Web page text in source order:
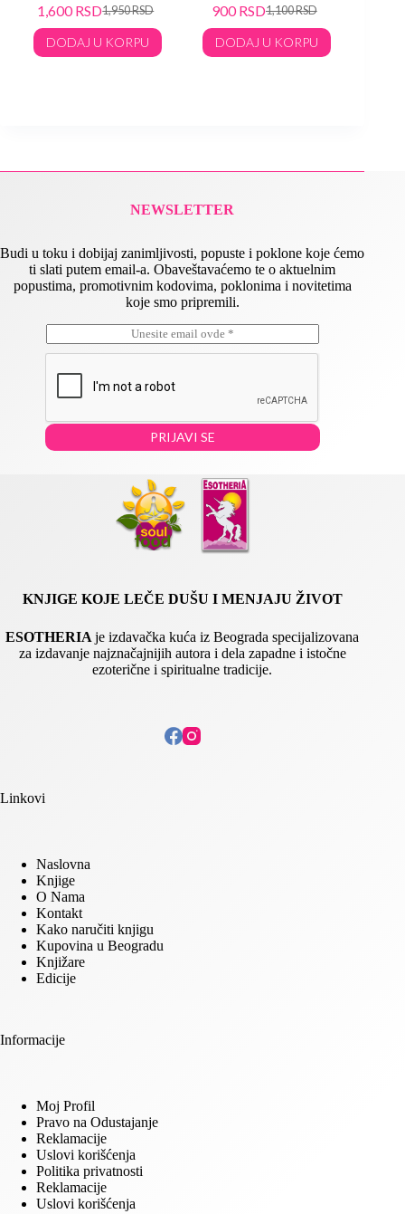
1,950RSD
1,600RSD
DODAJ U KORPU
1,100RSD
900RSD
DODAJ U KORPU
NEWSLETTER
Budi u toku i dobijaj zanimljivosti, popuste i poklone koje ćemo
ti slati putem email-a. Obaveštavaćemo te o aktuelnim
popustima, promotivnim kodovima, poklonima i novitetima
koje smo pripremili.
E
E
a
m
PRIJAVI SE
KNJIGE KOJE LEČE DUŠU I MENJAJU ŽIVOT
ESOTHERIAje izdavačka kuća iz Beograda specijalizovana
za izdavanje najznačajnijih autora i dela zapadne i istočne
ezoterične i spiritualne tradicije.
Linkovi
Naslovna
Knjige
O Nama
Kontakt
Kako naručiti knjigu
Kupovina u Beogradu
Knjižare
Edicije
Informacije
Moj Profil
Pravo na Odustajanje
Reklamacije
Uslovi korišćenja
Politika privatnosti
Reklamacije
Uslovi korišćenja